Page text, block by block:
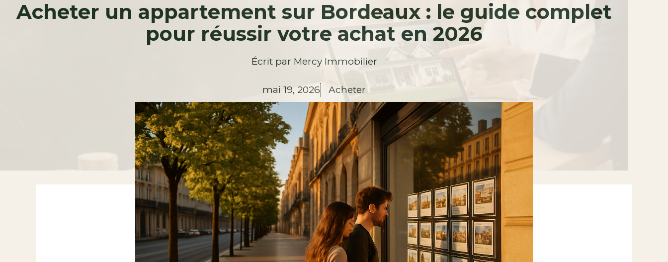
Acheter un appartement sur Bordeaux : le guide complet
pour réussir votre achat en 2026
Écrit par Mercy Immobilier
mai 19, 2026 Acheter